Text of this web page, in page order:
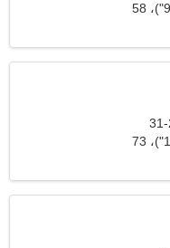
174 سانتی متر (5'9")، 58
184 سانتی متر (6'1")، 73